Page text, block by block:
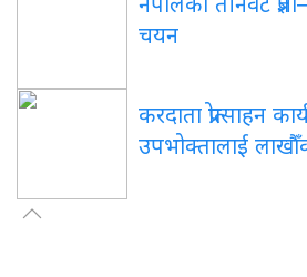
चयन
करदाता प्रोत्साहन
उपभोक्तालाई